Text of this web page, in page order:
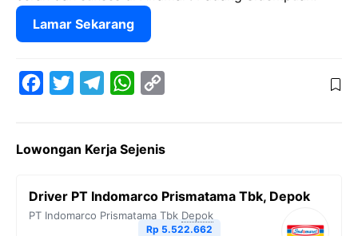
Lamar Sekarang
e
o
t
e
e
r
W
t
A
y
i
n
Lowongan Kerja Sejenis
Driver PT Indomarco Prismatama Tbk, Depok
PT Indomarco Prismatama Tbk Depok
Rp 5.522.662